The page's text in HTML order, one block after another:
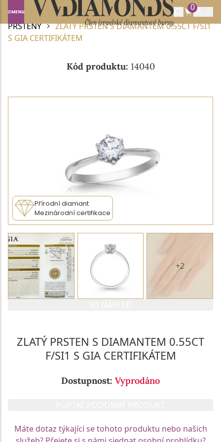
0
Domů DIAMANTOVÉ ŠPERKY
DIAMANTOVÉ
PRSTENY
ZLATÝ PRSTEN S DIAMANTEM 0.55CT F/SI1
S GIA CERTIFIKÁTEM
Kód produktu: 14040
Přírodní diamant
Mezinárodní certifikace
+2
ZLATÝ PRSTEN S DIAMANTEM 0.55CT
F/SI1 S GIA CERTIFIKÁTEM
Dostupnost: Vyprodáno
Máte dotaz týkající se tohoto produktu nebo našich